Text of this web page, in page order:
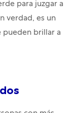
para juzgar a
verdad, es un
pueden brillar a